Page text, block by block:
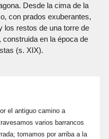
Desde la cima de la
con prados exuberantes,
los restos de una torre de
en la época de
(s. XIX).
el antiguo camino a
varios barrancos
tomamos por arriba a la